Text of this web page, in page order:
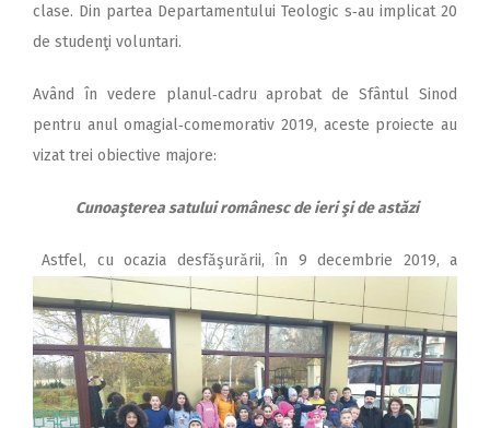
clase. Din partea Departamentului Teologic s‑au implicat 20
de studenţi voluntari.
Având în vedere planul‑cadru aprobat de Sfântul Sinod
pentru anul omagial‑comemorativ 2019, aceste proiecte au
vizat trei obiective majore:
Cunoaşterea satului românesc de ieri şi de astăzi
Astfel, cu ocazia desfăşurării, în 9 decembrie 2019, a